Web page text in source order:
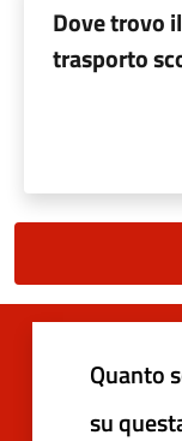
Dove trovo
trasporto
Quanto
su